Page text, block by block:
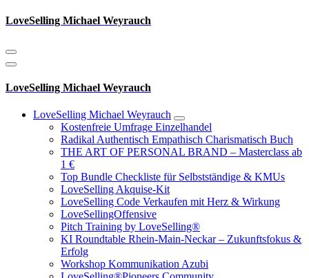
Zum
LoveSelling Michael Weyrauch
LoveSelling Michael Weyrauch
LoveSelling Michael Weyrauch
Kostenfreie Umfrage Einzelhandel
Radikal Authentisch Empathisch Charismatisch Buch
THE ART OF PERSONAL BRAND – Masterclass ab
1 €
Top Bundle Checkliste für Selbstständige & KMUs
LoveSelling Akquise-Kit
LoveSelling Code Verkaufen mit Herz & Wirkung
LoveSellingOffensive
Pitch Training by LoveSelling®
KI Roundtable Rhein‑Main‑Neckar – Zukunftsfokus &
Erfolg
Workshop Kommunikation Azubi